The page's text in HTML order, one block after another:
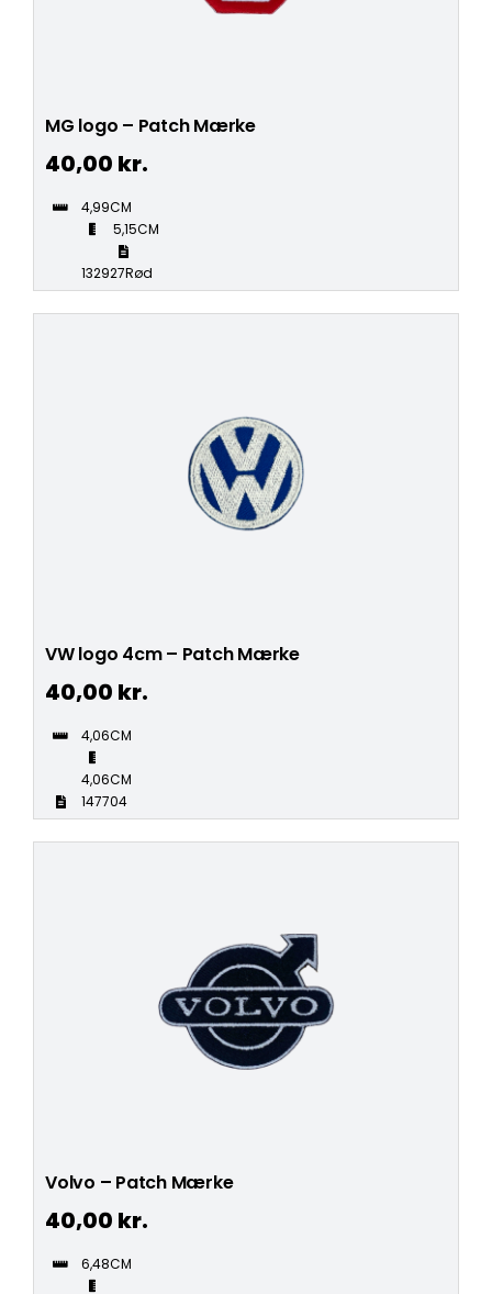
MG logo – Patch Mærke
40,00 kr.
4,99CM
5,15CM
132927Rød
VW logo 4cm – Patch Mærke
40,00 kr.
4,06CM
4,06CM
147704
Volvo – Patch Mærke
40,00 kr.
6,48CM